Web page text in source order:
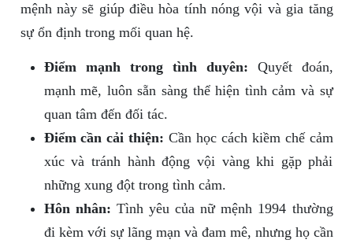
mệnh này sẽ giúp điều hòa tính nóng vội và gia tăng
sự ổn định trong mối quan hệ.
Điểm mạnh trong tình duyên: Quyết đoán,
mạnh mẽ, luôn sẵn sàng thể hiện tình cảm và sự
quan tâm đến đối tác.
Điểm cần cải thiện: Cần học cách kiềm chế cảm
xúc và tránh hành động vội vàng khi gặp phải
những xung đột trong tình cảm.
Hôn nhân: Tình yêu của nữ mệnh 1994 thường
đi kèm với sự lãng mạn và đam mê, nhưng họ cần